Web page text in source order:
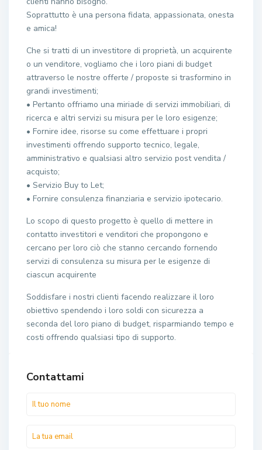
Soprattutto è una persona fidata, appassionata, onesta
e amica!
Che si tratti di un investitore di proprietà, un acquirente
o un venditore, vogliamo che i loro piani di budget
attraverso le nostre offerte / proposte si trasformino in
grandi investimenti;
• Pertanto offriamo una miriade di servizi immobiliari, di
ricerca e altri servizi su misura per le loro esigenze;
• Fornire idee, risorse su come effettuare i propri
investimenti offrendo supporto tecnico, legale,
amministrativo e qualsiasi altro servizio post vendita /
acquisto;
• Servizio Buy to Let;
• Fornire consulenza finanziaria e servizio ipotecario.
Lo scopo di questo progetto è quello di mettere in
contatto investitori e venditori che propongono e
cercano per loro ciò che stanno cercando fornendo
servizi di consulenza su misura per le esigenze di
ciascun acquirente
Soddisfare i nostri clienti facendo realizzare il loro
obiettivo spendendo i loro soldi con sicurezza a
seconda del loro piano di budget, risparmiando tempo e
costi offrendo qualsiasi tipo di supporto.
Contattami